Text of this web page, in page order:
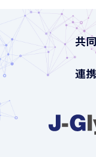
共
連